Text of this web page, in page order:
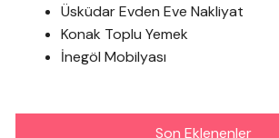
Üsküdar Evden Eve Nakliyat
Konak Toplu Yemek
İnegöl Mobilyası
Son Eklenenler